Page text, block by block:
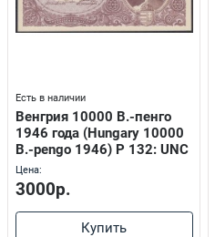
Есть в наличии
Венгрия 10000 В.-пенго
1946 года (Hungary 10000
В.-pengo 1946) P 132: UNC
Цена:
3000р.
Купить